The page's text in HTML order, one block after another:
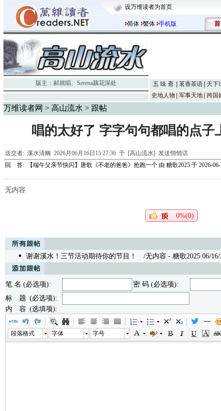
设万维读者为首页
简体 繁体 手机版 首
版主： 郝就唱、 Serena藕花深处 五 味 斋 茗香茶语
天下
史地人物
军事天地 跨国
万维读者网 > 高山流水 > 跟帖
唱的太好了 字字句句都唱的点子
送交者: 溪水清幽 2026月06月16日15:27:36 于 [高山流水] 发送悄悄话
回 答:
【端午父亲节快闪】唐歌《不老的爸爸》抢跑一个 由 糖歌2025 于 2026-
无内容
0%(0)
谢谢溪水！三节活动期待你的节目！ /无内容 - 糖歌2025 06/16/
笔 名 (必选项):
密 码 (必选项):
标 题 (必选项):
内 容 (选填项):
段落格式 字体 字号